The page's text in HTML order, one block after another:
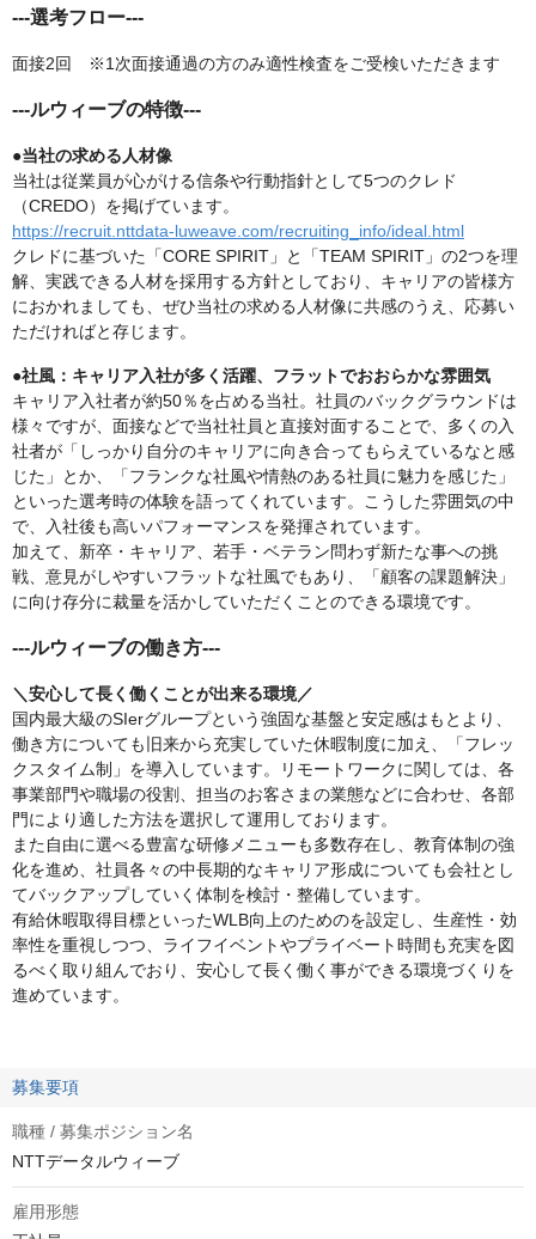
---選考フロー---
面接2回 ※1次面接通過の方のみ適性検査をご受検いただきます
---ルウィーブの特徴---
●当社の求める人材像
当社は従業員が心がける信条や行動指針として5つのクレド
（CREDO）を掲げています。
https://recruit.nttdata-luweave.com/recruiting_info/ideal.html
クレドに基づいた「CORE SPIRIT」と「TEAM SPIRIT」の2つを理
解、実践できる人材を採用する方針としており、キャリアの皆様方
におかれましても、ぜひ当社の求める人材像に共感のうえ、応募い
ただければと存じます。
●社風：キャリア入社が多く活躍、フラットでおおらかな雰囲気
キャリア入社者が約50％を占める当社。社員のバックグラウンドは
様々ですが、面接などで当社社員と直接対面することで、多くの入
社者が「しっかり自分のキャリアに向き合ってもらえているなと感
じた」とか、「フランクな社風や情熱のある社員に魅力を感じた」
といった選考時の体験を語ってくれています。こうした雰囲気の中
で、入社後も高いパフォーマンスを発揮されています。
加えて、新卒・キャリア、若手・ベテラン問わず新たな事への挑
戦、意見がしやすいフラットな社風でもあり、「顧客の課題解決」
に向け存分に裁量を活かしていただくことのできる環境です。
---ルウィーブの働き方---
＼安心して長く働くことが出来る環境／
国内最大級のSIerグループという強固な基盤と安定感はもとより、
働き方についても旧来から充実していた休暇制度に加え、「フレッ
クスタイム制」を導入しています。リモートワークに関しては、各
事業部門や職場の役割、担当のお客さまの業態などに合わせ、各部
門により適した方法を選択して運用しております。
また自由に選べる豊富な研修メニューも多数存在し、教育体制の強
化を進め、社員各々の中長期的なキャリア形成についても会社とし
てバックアップしていく体制を検討・整備しています。
有給休暇取得目標といったWLB向上のためのを設定し、生産性・効
率性を重視しつつ、ライフイベントやプライベート時間も充実を図
るべく取り組んでおり、安心して長く働く事ができる環境づくりを
進めています。
募集要項
職種 / 募集ポジション名
NTTデータルウィーブ
雇用形態